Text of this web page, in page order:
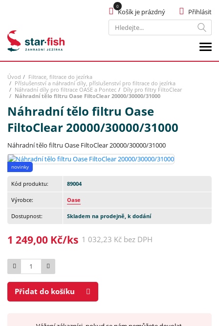
Hledat
Přihlásit
Košík je prázdný
Úvod
Filtrace, filtrace do jezírka
Příslušenství a náhradní díly, příslušenství pro filtrace do jezírka
Náhradní díly pro filtrace OASE a Pontec
Díly pro filtry FiltoClear
Náhradní tělo filtru Oase FiltoClear 20000/30000/31000
Náhradní tělo filtru Oase
FiltoClear 20000/30000/31000
Náhradní tělo filtru Oase FiltoClear 20000/30000/31000
novinky
Kód produktu: 89004
Výrobce: Oase
Dostupnost: Skladem na prodejně, k dodání
1 249,00 Kč/ks 1 032,23 Kč bez DPH
Počet
Přidat do košíku